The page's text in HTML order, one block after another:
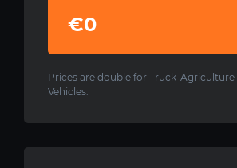
€0
Prices are double for Truck-
Vehicles.